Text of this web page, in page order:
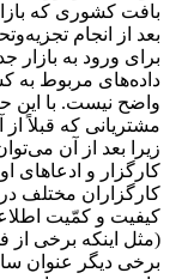
بافت کشوری که
برای ورود به بازار
داده‌های مربوط
واضح نیست. با این
مشتریانی که قبلاً
زیرا بعد از آن
کارگزار و ادعاهای
کارگزاران مختلف
کیفیت و کمّیت
(مثل اینکه برخی
برخی دیگر عنوان